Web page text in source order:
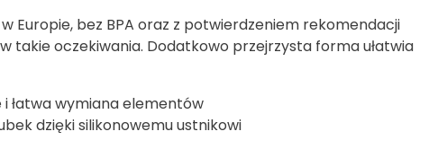
Europie, bez BPA oraz z potwierdzeniem rekomendacji
takie oczekiwania. Dodatkowo przejrzysta forma ułatwia
łatwa wymiana elementów
dzięki silikonowemu ustnikowi